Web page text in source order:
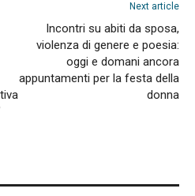
Next article
Incontri su abiti da sposa,
violenza di genere e poesia:
oggi e domani ancora
appuntamenti per la festa della
donna